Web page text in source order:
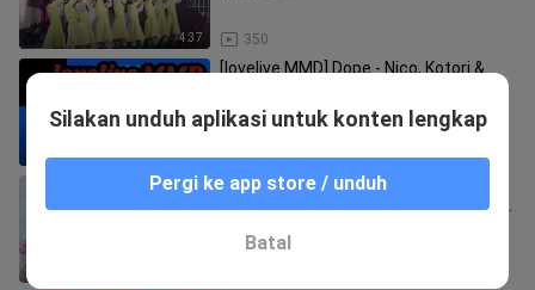
4:37 350
[lovelive MMD] Dope - Nico, Kotori &
26
-SeiRin-
Lovelive!xBDF♬27 Orang Muncul
Bersama♬Rainbow Beats[BDF2020-
Silakan unduh aplikasi untuk konten lengkap
Pergi ke app store / unduh
Batal